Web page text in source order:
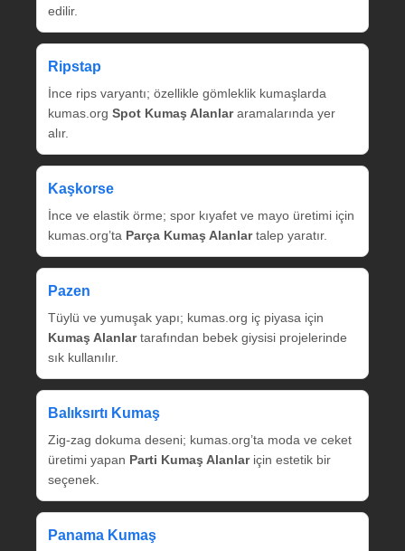
edilir.
Ripstap
İnce rips varyantı; özellikle gömleklik kumaşlarda
kumas.org Spot Kumaş Alanlararamalarında yer
alır.
Kaşkorse
İnce ve elastik örme; spor kıyafet ve mayo üretimi için
kumas.org’ta Parça Kumaş Alanlartalep yaratır.
Pazen
Tüylü ve yumuşak yapı; kumas.org iç piyasa için
Kumaş Alanlartarafından bebek giysisi projelerinde
sık kullanılır.
Balıksırtı Kumaş
Zig‑zag dokuma deseni; kumas.org’ta moda ve ceket
üretimi yapan Parti Kumaş Alanlariçin estetik bir
seçenek.
Panama Kumaş